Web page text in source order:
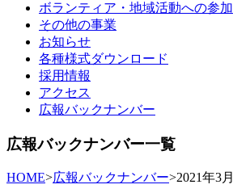
ボランティア・地域活動への参加
その他の事業
お知らせ
各種様式ダウンロード
採用情報
アクセス
広報バックナンバー
広報バックナンバー一覧
HOME>広報バックナンバー>2021年3月